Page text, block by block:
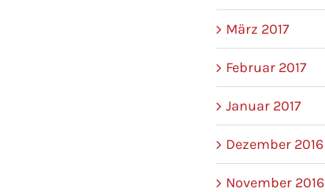
März 2017
Februar 2017
Januar 2017
Dezember 2016
November 2016